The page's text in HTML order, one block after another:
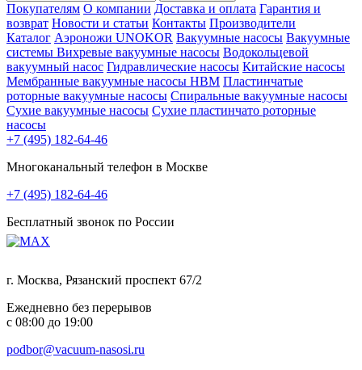
Покупателям О компании Доставка и оплата Гарантия и
возврат Новости и статьи Контакты Производители
Каталог Аэроножи UNOKOR Вакуумные насосы Вакуумные
системы Вихревые вакуумные насосы Водокольцевой
вакуумный насос Гидравлические насосы Китайские насосы
Мембранные вакуумные насосы НВМ Пластинчатые
роторные вакуумные насосы Спиральные вакуумные насосы
Сухие вакуумные насосы Сухие пластинчато роторные
насосы
+7 (495) 182-64-46
Многоканальный телефон в Москве
+7 (495) 182-64-46
Бесплатный звонок по России
г. Москва, Рязанский проспект 67/2
Ежедневно без перерывов
с 08:00 до 19:00
podbor@vacuum-nasosi.ru